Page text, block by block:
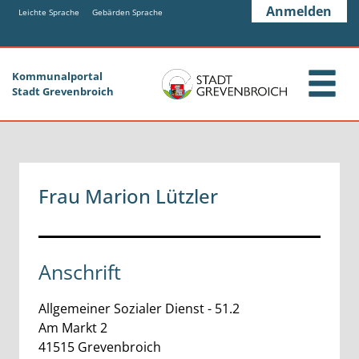
Zum Hauptinhalt springen
Zum Header
Zum Hauptinhalt
Zum Footer
Leichte Sprache Gebärden Sprache Anmelden
Kommunalportal
Stadt Grevenbroich
Frau Marion Lützler
Anschrift
Allgemeiner Sozialer Dienst - 51.2
Am Markt2
41515 Grevenbroich